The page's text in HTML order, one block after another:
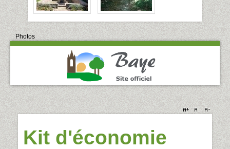
Photos
Kit d'économie